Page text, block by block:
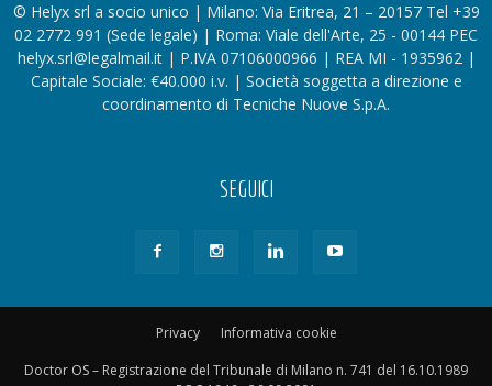
© Helyx srl a socio unico | Milano: Via Eritrea, 21 – 20157 Tel +39
02 2772 991 (Sede legale) | Roma: Viale dell'Arte, 25 - 00144 PEC
helyx.srl@legalmail.it | P.IVA 07106000966 | REA MI - 1935962 |
Capitale Sociale: €40.000 i.v. | Società soggetta a direzione e
coordinamento di Tecniche Nuove S.p.A.
SEGUICI
Privacy
Informativa cookie
Doctor OS – Registrazione del Tribunale di Milano n. 741 del 16.10.1989